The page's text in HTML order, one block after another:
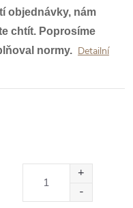
objednávky, nám
chtít. Poprosíme
normy. Detailní